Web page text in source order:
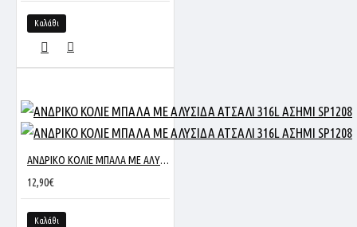
Καλάθι
ΑΝΔΡΙΚΟ ΚΟΛΙΕ ΜΠΑΛΑ ΜΕ ΑΛΥΣΙΔΑ ΑΤΣΑΛΙ 316L ΑΣΗΜΙ SP1208
12,90€
Καλάθι